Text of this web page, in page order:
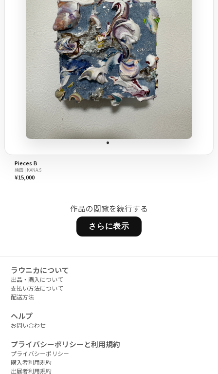
Pieces B
絵画 | KANA.S
¥15,000
作品の閲覧を続行する
さらに表示
ラウニカについて
出品・購入について
支払い方法について
配送方法
ヘルプ
お問い合わせ
プライバシーポリシーと利用規約
プライバシーポリシー
購入者利用規約
出展者利用規約